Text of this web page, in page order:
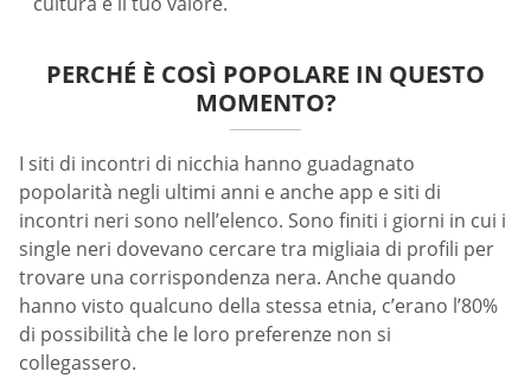
PERCHÉ È COSÌ POPOLARE IN QUESTO
MOMENTO?
I siti di incontri di nicchia hanno guadagnato
popolarità negli ultimi anni e anche app e siti di
incontri neri sono nell’elenco. Sono finiti i giorni in cui i
single neri dovevano cercare tra migliaia di profili per
trovare una corrispondenza nera. Anche quando
hanno visto qualcuno della stessa etnia, c’erano l’80%
di possibilità che le loro preferenze non si
collegassero.